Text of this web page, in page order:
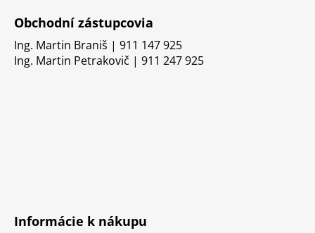
Obchodní zástupcovia
Ing. Martin Braniš | 911 147 925
Ing. Martin Petrakovič | 911 247 925
Informácie k nákupu